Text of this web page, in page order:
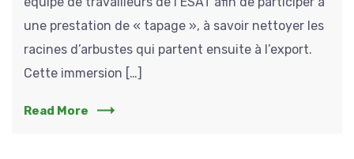
une prestation de « tapage », à savoir nettoyer les
racines d’arbustes qui partent ensuite à l’export.
Cette immersion […]
Read More